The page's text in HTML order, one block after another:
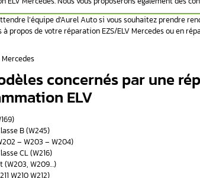
I. Réparation ELV
possible de le réparer ou de le
La réparation ELV Mercedes se fait de
des renseignements complémentaires à
En faisant appel à Aurel Automobile, vous
négligeables. En effet, ce type de boîtier
pour la réparation ELV Mercedes. Nous